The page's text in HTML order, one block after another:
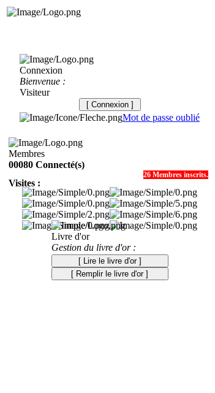
Connexion
Bienvenue :
Visiteur
[ Connexion ]
Mot de passe oublié
Membres
00080 Connecté(s)
26 Membres inscrits.
Visites :
Livre d'or
Gestion du livre d'or :
[ Lire le livre d'or ]
[ Remplir le livre d'or ]